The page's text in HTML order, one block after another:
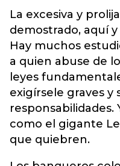
La excesiva y
demostrado, aquí
Hay muchos
a quien abuse de
leyes
exigírsele graves y
responsabilidades.
como el gigante
que quiebren.